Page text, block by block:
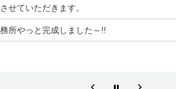
せていただきます。
所やっと完成しました～!!